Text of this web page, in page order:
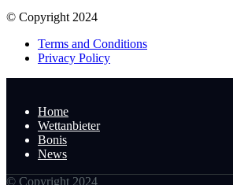
© Copyright 2024
Terms and Conditions
Privacy Policy
Home
Wettanbieter
Bonis
News
© Copyright 2024